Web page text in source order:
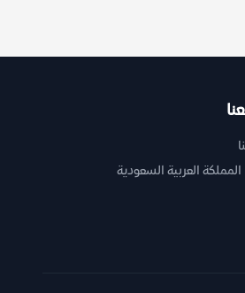
المملكة العربية السعودية